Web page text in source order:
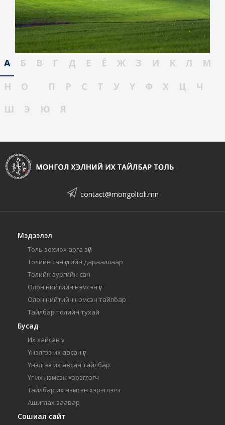
А Б В Г Д Е Ё Ж З И К Л
М
Н
О П Р С Т У Ү Ф Х Ц
Ч
Ш
Э Ю Я
contact@mongoltoli.mn
Мэдээлэл
Толь зохиох арга зүй
Толийн сан үсгийн дарааллаар
Толийн зургийн сан
Олон нийтийн нэмсэн үг
Олон нийтийн нэмсэн тайлбар
Тайлбар толийн тухай
Бусад
Их хайсан үг
Үнэлгээ их авсан үг
Үнэлгээ их авсан тайлбар
Үг их нэмсэн хэрэглэгч
Тайлбар их нэмсэн хэрэглэгч
Ашиглах заавар
Сошиал сайт